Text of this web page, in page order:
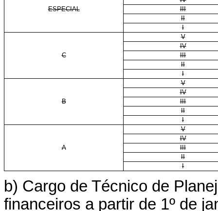
ESPECIAL
III
II
I
C
V
IV
III
II
I
B
V
IV
III
II
I
A
V
IV
III
II
I
b) Cargo de Técnico de
financeiros a partir de 1º de